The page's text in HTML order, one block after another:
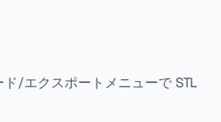
/エクスポートメニューで STL